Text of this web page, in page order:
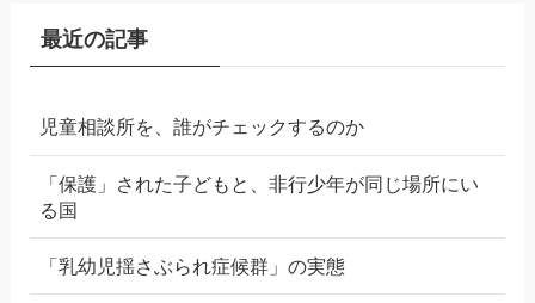
最近の記事
児童相談所を、誰がチェックするのか
「保護」された子どもと、非行少年が同じ場所にい
る国
「乳幼児揺さぶられ症候群」の実態